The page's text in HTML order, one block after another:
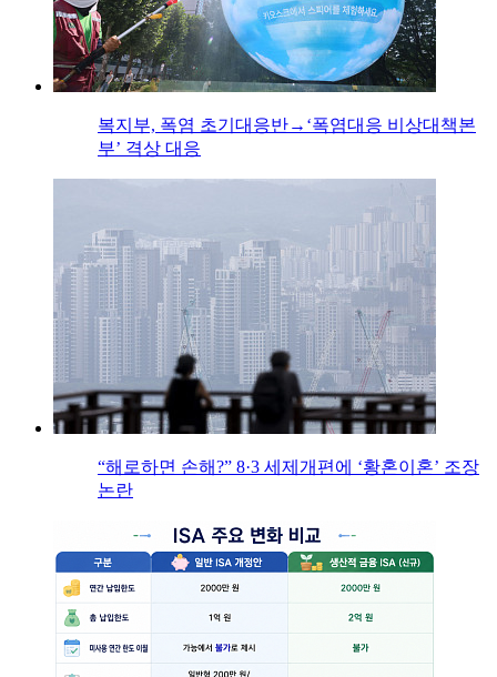
복지부, 폭염 초기대응반→‘폭염대응 비상대책본
부’ 격상 대응
“해로하면 손해?” 8·3 세제개편에 ‘황혼이혼’ 조장
논란